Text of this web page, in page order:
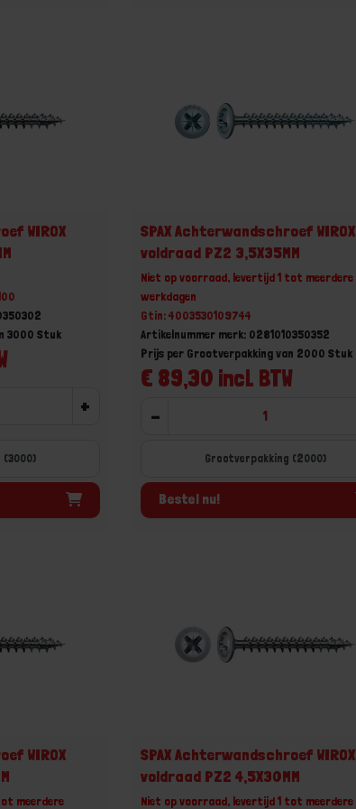
WIROX
3000 Stuk
+
(3000)
SPAX Achterwandschroef WIROX
voldraad PZ2 3,5X35MM
Niet op voorraad, levertijd 1 tot meerdere
werkdagen
Gtin: 4003530109744
Artikelnummer merk: 0281010350352
€ 89,30 incl. BTW
Prijs per Grootverpakking van 2000 Stuk
-
Grootverpakking (2000)
Bestel nu!
WIROX
meerdere
SPAX Achterwandschroef WIROX
voldraad PZ2 4,5X30MM
Niet op voorraad, levertijd 1 tot meerdere